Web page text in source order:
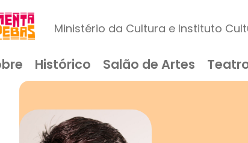
Ministério da Cultura e Instituto
Histórico Salão de Artes